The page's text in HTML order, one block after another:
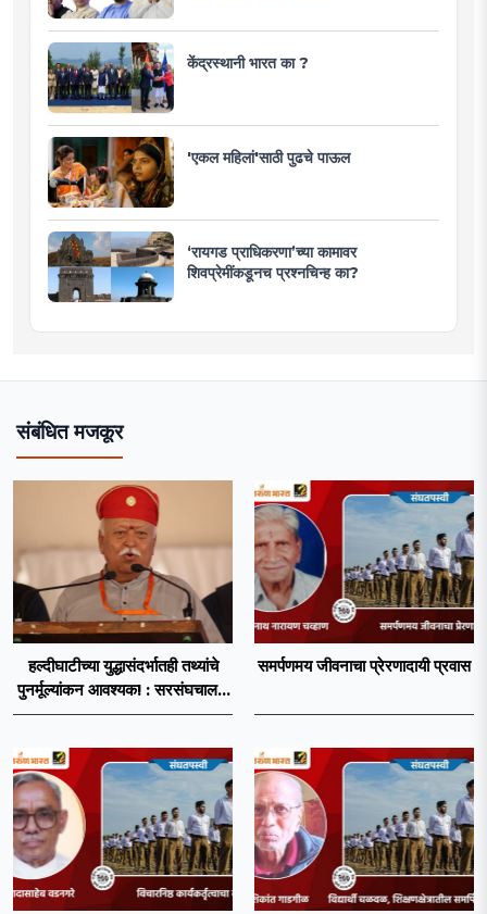
केंद्रस्थानी भारत का ?
'एकल महिलां'साठी पुढचे पाऊल
‘रायगड प्राधिकरणा’च्या कामावर
शिवप्रेमींकडूनच प्रश्नचिन्ह का?
संबंधित मजकूर
हल्दीघाटीच्या युद्धासंदर्भातही तथ्यांचे
पुनर्मूल्यांकन आवश्यक! : सरसंघचालक
डॉ. मोहनजी भागवत
समर्पणमय जीवनाचा प्रेरणादायी प्रवास